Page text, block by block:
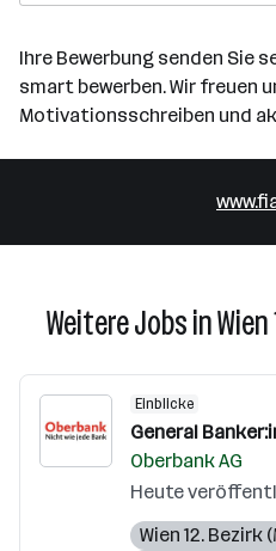
Ihre Bewerbung senden Sie
smart bewerben. Wir freuen
Motivationsschreiben und
Weitere Jobs in
Einblicke
General
Oberbank AG
Heute
Wien 12. Bezirk